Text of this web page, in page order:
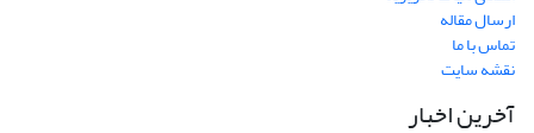
ارسال مقاله
تماس با ما
نقشه سایت
آخرین اخبار